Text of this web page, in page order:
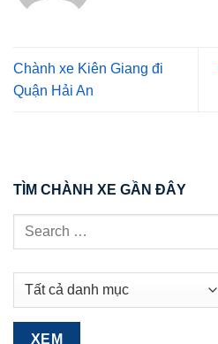
Chành xe Kiên Giang đi
Quận Hải An
TÌM CHÀNH XE GẦN ĐÂY